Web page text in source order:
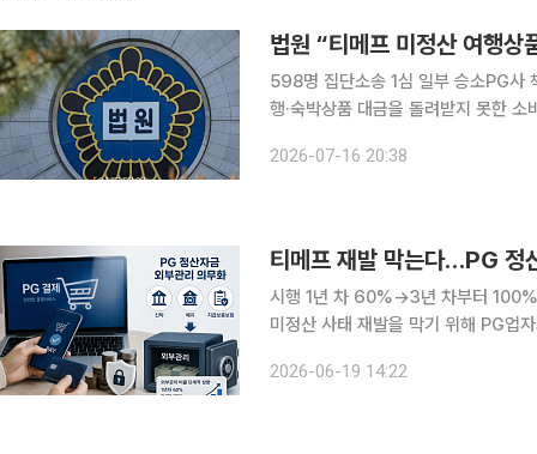
법원 “티메프 미정산 여행상
598명 집단소송 1심 일부 승소PG사 책임은 인정하지 않아 티
행·숙박상품 대금을 돌려받지 못한
부(부장판사 고승일)는 16일 티메프
2026-07-16 20:38
티메프 재발 막는다…PG 정
시행 1년 차 60%→3년 차부터 100% 관
미정산 사태 재발을 막기 위해 PG업
법예고·규정변경예고했다. 개정 전자
2026-06-19 14:22